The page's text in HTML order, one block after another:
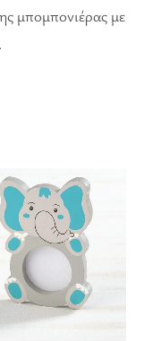
μπομπονιέρας με